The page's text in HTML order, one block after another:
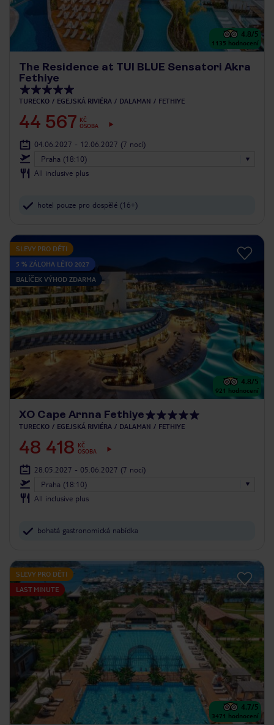
4.8/5
1135 hodnocení
The Residence at TUI BLUE Sensatori Akra
Fethiye
TURECKO EGEJSKÁ RIVIÉRA DALAMAN FETHIYE
44 567 KČ
OSOBA
04.06.2027 - 12.06.2027 (7 nocí)
Praha (18:10)
All inclusive plus
hotel pouze pro dospělé (16+)
SLEVY PRO DĚTI
5 % ZÁLOHA LÉTO 2027
BALÍČEK VÝHOD ZDARMA
4.8/5
921 hodnocení
XO Cape Arnna Fethiye
TURECKO EGEJSKÁ RIVIÉRA DALAMAN FETHIYE
48 418
KČ
OSOBA
28.05.2027 - 05.06.2027 (7 nocí)
Praha (18:10)
All inclusive plus
bohatá gastronomická nabídka
SLEVY PRO DĚTI
LAST MINUTE
4.7/5
3471 hodnocení